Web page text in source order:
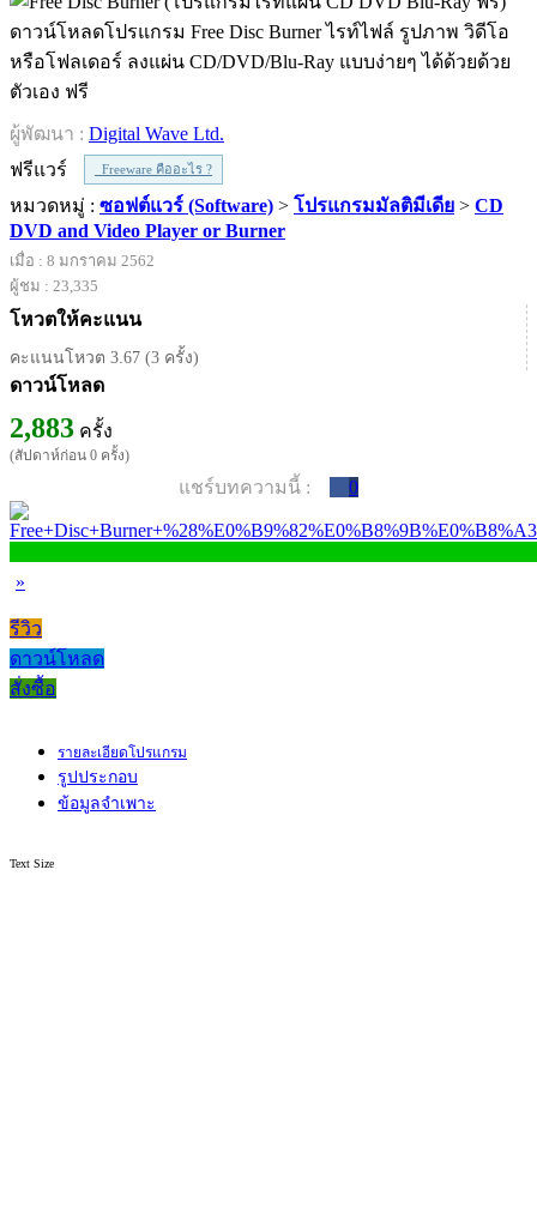
ดาวน์โหลดโปรแกรม Free Disc Burner ไรท์ไฟล์ รูปภาพ วิดีโอ
หรือโฟลเดอร์ ลงแผ่น CD/DVD/Blu-Ray แบบง่ายๆ ได้ด้วยด้วย
ตัวเอง ฟรี
ผู้พัฒนา : Digital Wave Ltd.
ฟรีแวร์
Freeware คืออะไร ?
หมวดหมู่ : ซอฟต์แวร์ (Software) > โปรแกรมมัลติมีเดีย > CD
DVD and Video Player or Burner
เมื่อ : 8 มกราคม 2562
ผู้ชม : 23,335
โหวตให้คะแนน
คะแนนโหวต 3.67 (3 ครั้ง)
ดาวน์โหลด
2,883 ครั้ง
(สัปดาห์ก่อน 0 ครั้ง)
แชร์บทความนี้ : 0
»
รีวิว
ดาวน์โหลด
สั่งซื้อ
รายละเอียดโปรแกรม
รูปประกอบ
ข้อมูลจำเพาะ
Text Size